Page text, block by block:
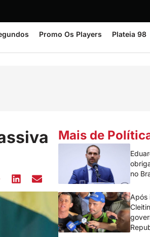
Promo Os Players Plateia 98
Mais de
no
Após